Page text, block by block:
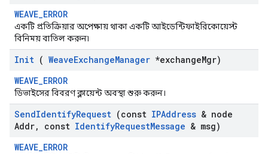
WEAVE_ERROR
একটি প্রতিক্রিয়ার অপেক্ষায় থাকা একটি আইডেন্টিফাইরিকোয়েস্ট
বিনিময় বাতিল করুন৷
Init ( WeaveExchangeManager *exchangeMgr)
WEAVE_ERROR
ডিভাইসের বিবরণ ক্লায়েন্ট অবস্থা শুরু করুন।
SendIdentifyRequest (const IPAddress & node
Addr, const IdentifyRequestMessage & msg)
WEAVE_ERROR